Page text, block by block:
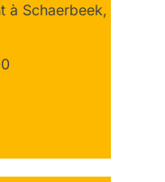
à Schaerbeek,